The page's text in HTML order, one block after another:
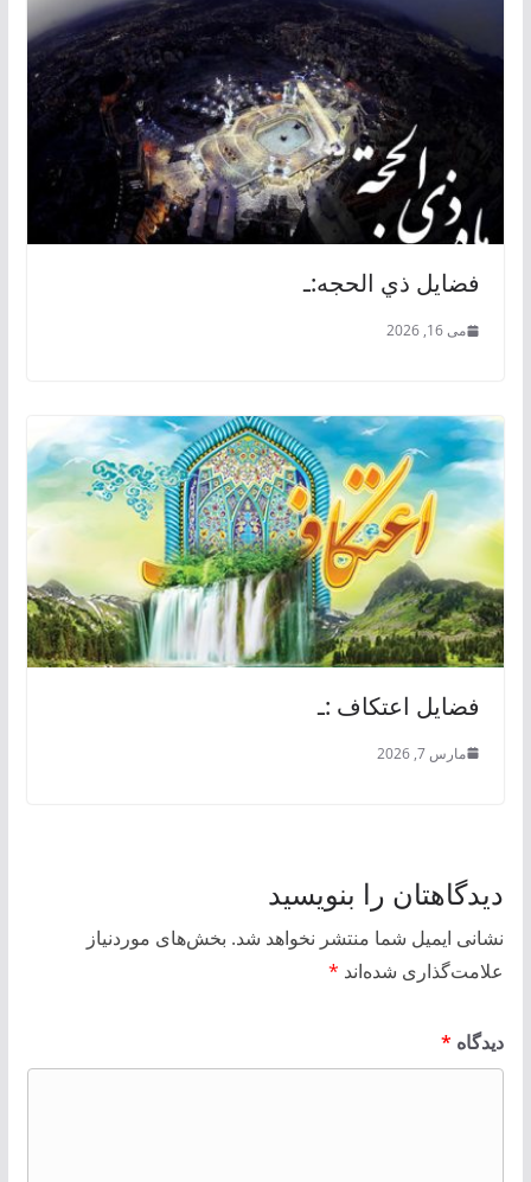
فضايل ذي الحجه:ـ
می 16, 2026
فضایل اعتکاف :ـ
مارس 7, 2026
دیدگاهتان را بنویسید
نشانی ایمیل شما منتشر نخواهد شد. بخش‌های موردنیاز
علامت‌گذاری شده‌اند *
دیدگاه *